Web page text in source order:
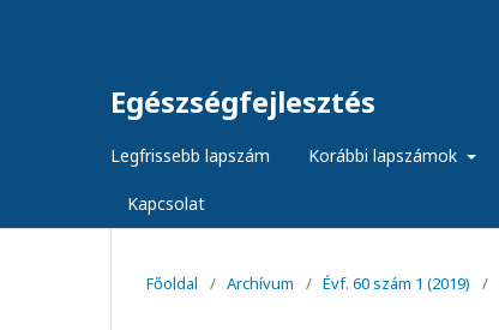
Egészségfejlesztés
Legfrissebb lapszám Korábbi lapszámok
Kapcsolat
Főoldal / Archívum / Évf. 60 szám 1 (2019) /